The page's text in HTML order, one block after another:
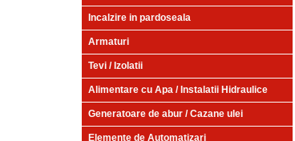
Incalzire in pardoseala
Armaturi
Tevi / Izolatii
Alimentare cu Apa / Instalatii Hidraulice
Generatoare de abur / Cazane ulei
Elemente de Automatizari